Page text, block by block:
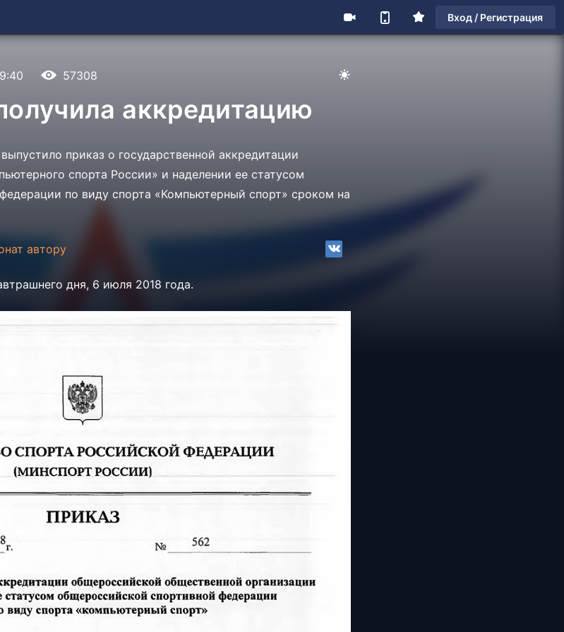
Вход / Регистрация
57308
аккредитацию
приказ о государственной аккредитации
спорта России» и наделении ее статусом
по виду спорта «Компьютерный спорт» сроком на
автору
дня, 6 июля 2018 года.